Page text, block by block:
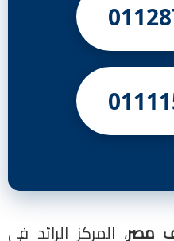
مصر، المركز الرائد في